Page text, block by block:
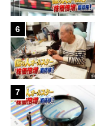
6
7